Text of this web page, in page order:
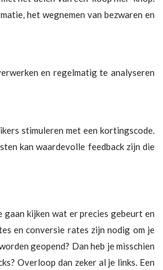
het wegnemen van bezwaren en
en regelmatig te analyseren
stimuleren met een kortingscode.
kan waardevolle feedback zijn die
kijken wat er precies gebeurt en
en conversie rates zijn nodig om je
geopend? Dan heb je misschien
Overloop dan zeker al je links. Een